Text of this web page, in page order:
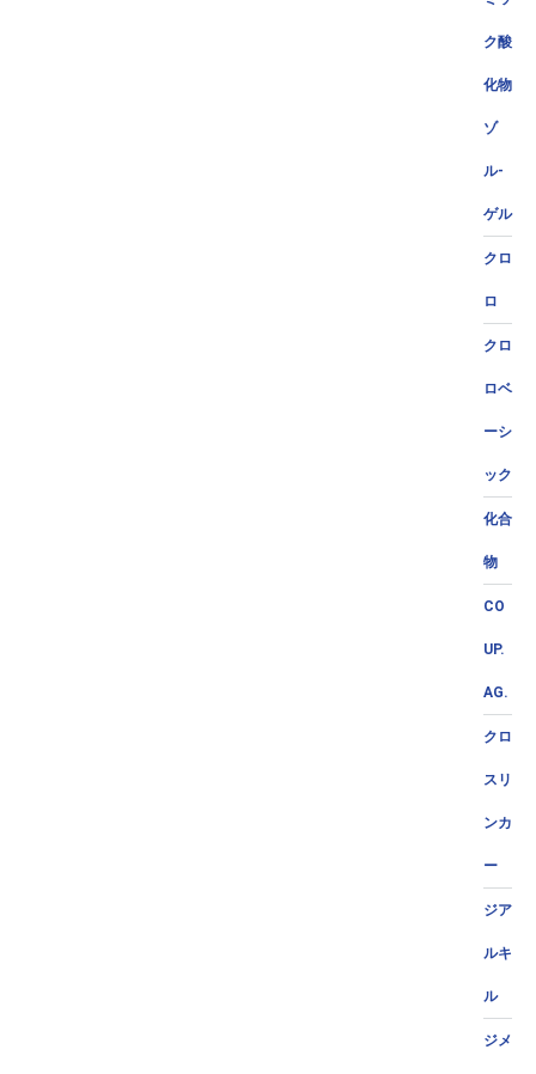
ク酸
化物
ゾ
ル-
ゲル
クロ
ロ
クロ
ロベ
ーシ
ック
化合
物
CO
UP.
AG.
クロ
スリ
ンカ
ー
ジア
ルキ
ル
ジメ